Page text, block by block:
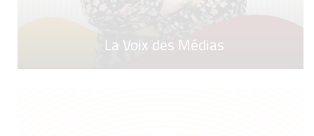
La Voix des Médias